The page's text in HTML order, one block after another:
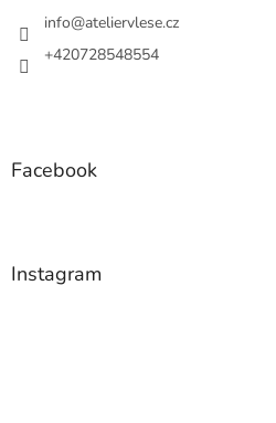
info@ateliervlese.cz
+420728548554
Facebook
Instagram